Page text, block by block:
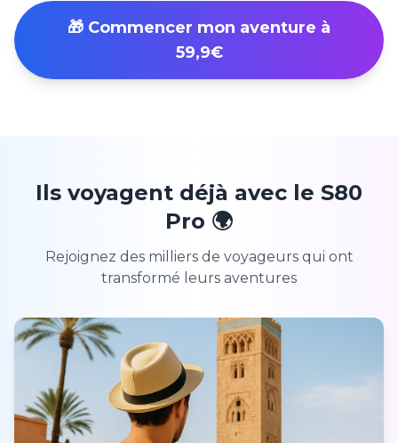
🎁 Commencer mon aventure à
59,9€
Ils voyagent déjà avec le S80
Pro 🌍
Rejoignez des milliers de voyageurs qui ont
transformé leurs aventures